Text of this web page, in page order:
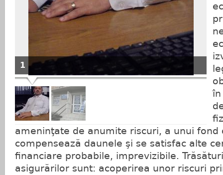
1
în
ameninţate de anumite riscuri, a unui fond
compensează daunele şi se satisfac alte
financiare probabile, imprevizibile.
asigurărilor sunt: acoperirea unor riscuri